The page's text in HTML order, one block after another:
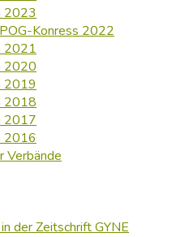
2023
Konress 2022
2021
2020
2019
2018
2017
2016
Verbände
der Zeitschrift GYNE